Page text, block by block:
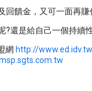
回饋金，又可一面再賺
?還是給自己一個持續
網 http://www.ed.idv.tw